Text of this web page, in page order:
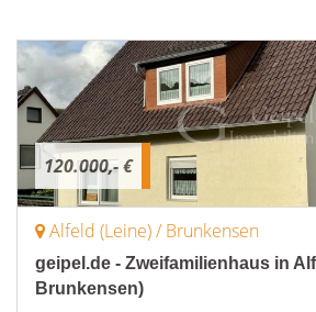
120.000,- €
Alfeld (Leine) / Brunkensen
geipel.de - Zweifamilienhaus in
Brunkensen)